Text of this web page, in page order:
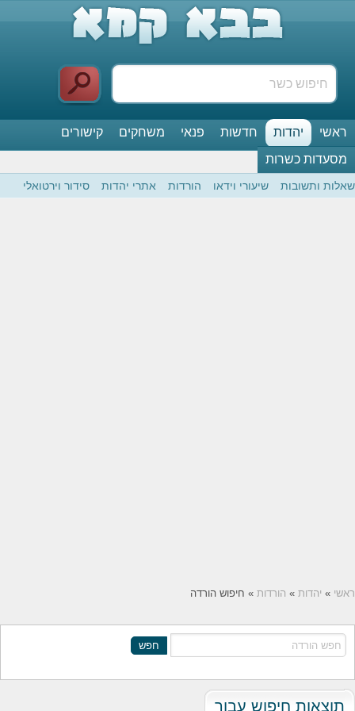
ראשי יהדות חדשות פנאי משחקים
קישורים
מסעדות כשרות
שאלות ותשובות שיעורי וידאו הורדות אתרי יהדות סידור וירטואלי
ראשי » יהדות » הורדות » חיפוש הורדה
חפש
תוצאות חיפוש עבור